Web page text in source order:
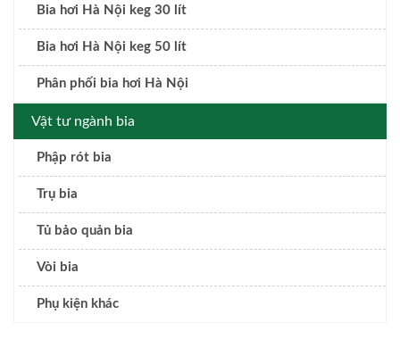
Bia hơi Hà Nội keg 30 lít
Bia hơi Hà Nội keg 50 lít
Phân phối bia hơi Hà Nội
Vật tư ngành bia
Phập rót bia
Trụ bia
Tủ bảo quản bia
Vòi bia
Phụ kiện khác